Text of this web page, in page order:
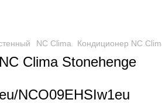
NC Clima Кондиционер NC
Clima Stonehenge
NCO09EHSIw1eu